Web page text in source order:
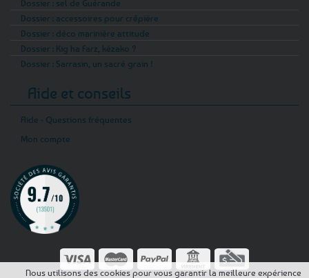
Dossier : sel de Guérande
Dossier : accessoires pour crêpière
Dossier : déco marinière attitude
Dossier : Kig ha Farz, kézako ?
Dossier : Sarrasin, un sacré grain !
Aide et conseils
Aide - Questions fréquentes
Mon compte
Nous utilisons des cookies pour vous garantir la meilleure expérience